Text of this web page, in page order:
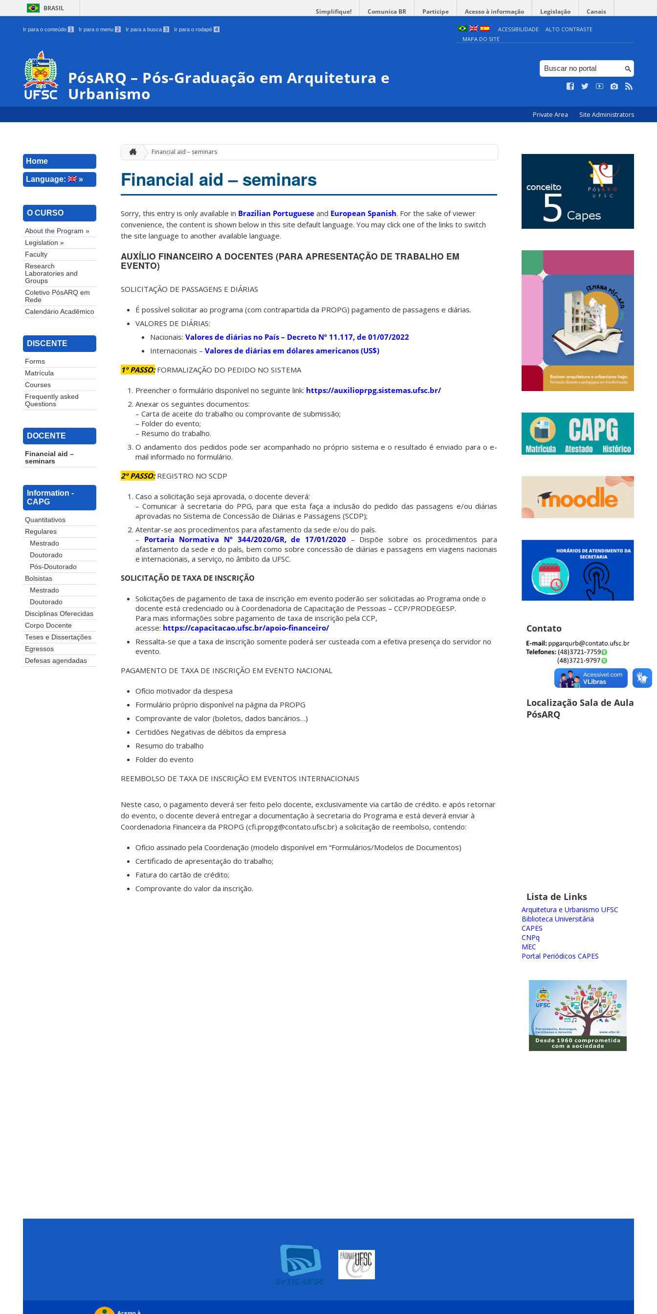
BRASIL Simplifique! Comunica BR Participe Acesso à informação Legislação Canais
Ir para o conteúdo 1 Ir para o menu 2 Ir para a busca 3 Ir para o rodapé 4 ACESSIBILIDADE
ALTO CONTRASTE
MAPA DO SITE
PósARQ – Pós-Graduação em Arquitetura e
Urbanismo
Private Area Site Administrators
Home
Language: »
O CURSO
About the Program »
Legislation »
Faculty
Research
Laboratories and
Groups
Coletivo PósARQ em
Rede
Calendário Acadêmico
DISCENTE
Forms
Matrícula
Courses
Frequently asked
Questions
DOCENTE
Financial aid –
seminars
Information -
CAPG
Quantitativos
Regulares
Mestrado
Doutorado
Pós-Doutorado
Bolsistas
Mestrado
Doutorado
Disciplinas Oferecidas
Corpo Docente
Teses e Dissertações
Egressos
Defesas agendadas
Financial aid – seminars
Financial aid – seminars
Sorry, this entry is only available in Brazilian Portuguese and European Spanish. For the sake of viewer
convenience, the content is shown below in this site default language. You may click one of the links to switch
the site language to another available language.
AUXÍLIO FINANCEIRO A DOCENTES (PARA APRESENTAÇÃO DE TRABALHO EM
EVENTO)
SOLICITAÇÃO DE PASSAGENS E DIÁRIAS
É possível solicitar ao programa (com contrapartida da PROPG) pagamento de passagens e diárias.
VALORES DE DIÁRIAS:
Nacionais: Valores de diárias no País – Decreto Nº 11.117, de 01/07/2022
Internacionais – Valores de diárias em dólares americanos (US$)
1º PASSO: FORMALIZAÇÃO DO PEDIDO NO SISTEMA
Preencher o formulário disponível no seguinte link: https://auxilioprpg.sistemas.ufsc.br/
Anexar os seguintes documentos:
– Carta de aceite do trabalho ou comprovante de submissão;
– Folder do evento;
– Resumo do trabalho.
O andamento dos pedidos pode ser acompanhado no próprio sistema e o resultado é enviado para o e-
mail informado no formulário.
2ºPASSO:REGISTRO NO SCDP
Caso a solicitação seja aprovada, o docente deverá:
– Comunicar à secretaria do PPG, para que esta faça a inclusão do pedido das passagens e/ou diárias
aprovadas no Sistema de Concessão de Diárias e Passagens (SCDP);
Atentar-se aos procedimentos para afastamento da sede e/ou do país.
– Portaria Normativa Nº 344/2020/GR, de 17/01/2020 – Dispõe sobre os procedimentos para
afastamento da sede e do país, bem como sobre concessão de diárias e passagens em viagens nacionais
e internacionais, a serviço, no âmbito da UFSC.
SOLICITAÇÃO DE TAXA DE INSCRIÇÃO
Solicitações de pagamento de taxa de inscrição em evento poderão ser solicitadas ao Programa onde o
docente está credenciado ou à Coordenadoria de Capacitação de Pessoas – CCP/PRODEGESP.
Para mais informações sobre pagamento de taxa de inscrição pela CCP,
acesse: https://capacitacao.ufsc.br/apoio-financeiro/
Ressalta-se que a taxa de inscrição somente poderá ser custeada com a efetiva presença do servidor no
evento.
PAGAMENTO DE TAXA DE INSCRIÇÃO EM EVENTO NACIONAL
Ofício motivador da despesa
Formulário próprio disponível na página da PROPG
Comprovante de valor (boletos, dados bancários…)
Certidões Negativas de débitos da empresa
Resumo do trabalho
Folder do evento
REEMBOLSO DE TAXA DE INSCRIÇÃO EM EVENTOS INTERNACIONAIS
Neste caso, o pagamento deverá ser feito pelo docente, exclusivamente via cartão de crédito. e após retornar
do evento, o docente deverá entregar a documentação à secretaria do Programa e está deverá enviar à
Coordenadoria Financeira da PROPG (cfi.propg@contato.ufsc.br) a solicitação de reembolso, contendo:
Ofício assinado pela Coordenação (modelo disponível em “Formulários/Modelos de Documentos)
Certificado de apresentação do trabalho;
Fatura do cartão de crédito;
Comprovante do valor da inscrição.
Contato
Localização Sala de Aula
PósARQ
Lista de Links
Arquitetura e Urbanismo UFSC
Biblioteca Universitária
CAPES
CNPq
MEC
Portal Periódicos CAPES